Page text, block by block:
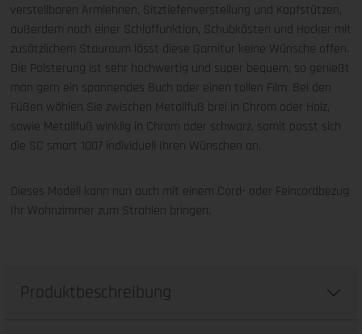
verstellbaren Armlehnen, Sitztiefenverstellung und Kopfstützen,
außerdem noch einer Schlaffunktion, Schubkästen und Hocker mit
zusätzlichem Stauraum lässt diese Garnitur keine Wünsche offen.
Die Polsterung ist sehr hochwertig und super bequem, so genießt
man gern ein spannendes Buch oder einen tollen Film. Bei den
Füßen wählen Sie zwischen Metallfuß brei in Chrom oder Holz,
sowie Metallfuß winklig in Chrom oder schwarz, somit passt sich
die SC smart 1007 individuell Ihren Wünschen an.
Dieses Modell kann nun auch mit einem Cord- oder Feincordbezug
Ihr Wohnzimmer zum Strahlen bringen.
Produktbeschreibung